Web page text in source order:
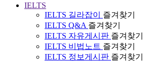
IELTS
IELTS 길라잡이
즐겨찾기
IELTS Q&A 즐겨찾기
IELTS 자유게시판 즐겨찾기
IELTS 비법노트 즐겨찾기
IELTS 정보게시판 즐겨찾기